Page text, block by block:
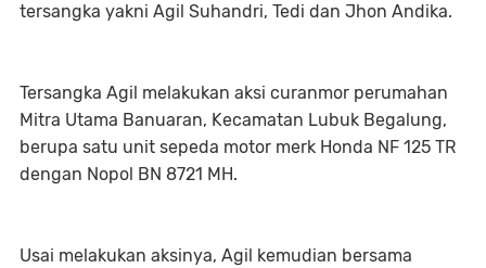
tersangka yakni Agil Suhandri, Tedi dan Jhon Andika.
Tersangka Agil melakukan aksi curanmor perumahan
Mitra Utama Banuaran, Kecamatan Lubuk Begalung,
berupa satu unit sepeda motor merk Honda NF 125 TR
dengan Nopol BN 8721 MH.
Usai melakukan aksinya, Agil kemudian bersama